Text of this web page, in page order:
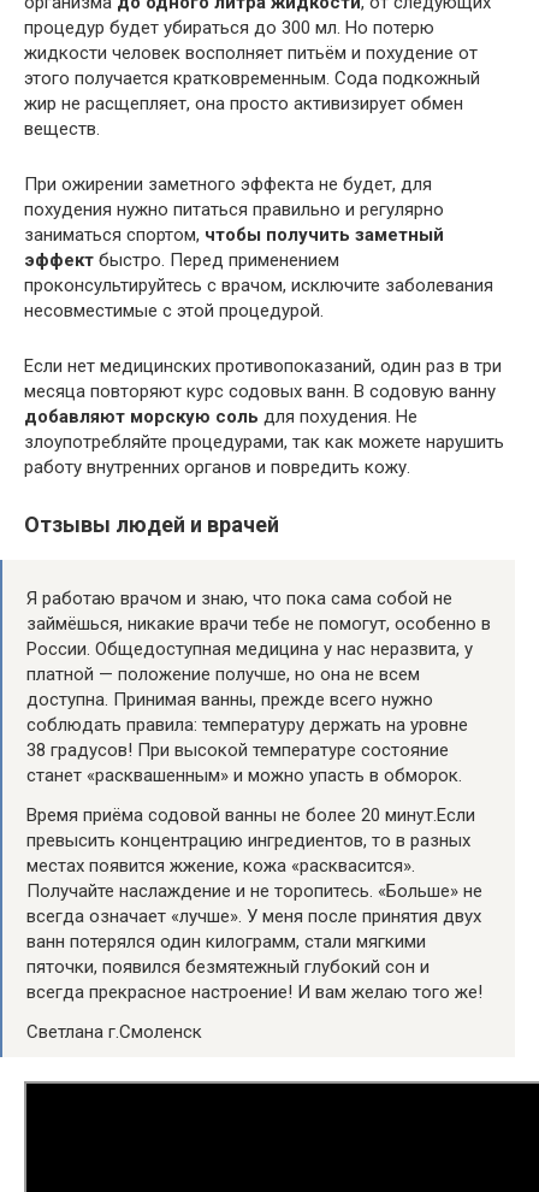
процедур будет убираться до 300 мл. Но потерю
жидкости человек восполняет питьём и похудение от
этого получается кратковременным. Сода подкожный
жир не расщепляет, она просто активизирует обмен
веществ.
При ожирении заметного эффекта не будет, для
похудения нужно питаться правильно и регулярно
заниматься спортом, чтобы получить заметный
эффект быстро. Перед применением
проконсультируйтесь с врачом, исключите заболевания
несовместимые с этой процедурой.
Если нет медицинских противопоказаний, один раз в три
месяца повторяют курс содовых ванн. В содовую ванну
добавляют морскую соль для похудения. Не
злоупотребляйте процедурами, так как можете нарушить
работу внутренних органов и повредить кожу.
Отзывы людей и врачей
Я работаю врачом и знаю, что пока сама собой не
займёшься, никакие врачи тебе не помогут, особенно в
России. Общедоступная медицина у нас неразвита, у
платной — положение получше, но она не всем
доступна. Принимая ванны, прежде всего нужно
соблюдать правила: температуру держать на уровне
38 градусов! При высокой температуре состояние
станет «расквашенным» и можно упасть в обморок.
Время приёма содовой ванны не более 20 минут.Если
превысить концентрацию ингредиентов, то в разных
местах появится жжение, кожа «расквасится».
Получайте наслаждение и не торопитесь. «Больше» не
всегда означает «лучше». У меня после принятия двух
ванн потерялся один килограмм, стали мягкими
пяточки, появился безмятежный глубокий сон и
всегда прекрасное настроение! И вам желаю того же!
Светлана г.Смоленск